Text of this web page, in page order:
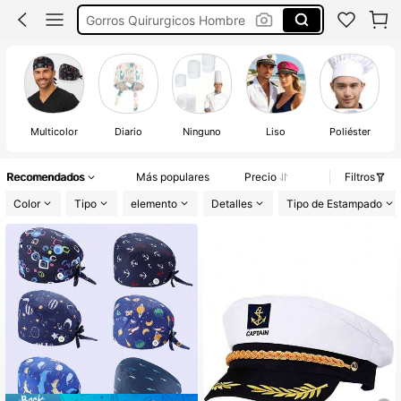
Gorros Quirurgicos Hombre
Gorro Quirúrgico Hombre
Gorros Quirurgicos Mujer
Multicolor Diario Ninguno Liso Poliéster
Recomendados Más populares Precio
Filtros
Color
Tipo elemento Detalles Tipo de Estampado